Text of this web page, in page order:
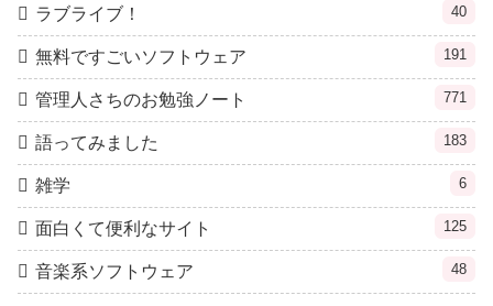
ラブライブ！ 40
無料ですごいソフトウェア 191
管理人さちのお勉強ノート 771
語ってみました 183
雑学 6
面白くて便利なサイト 125
音楽系ソフトウェア 48